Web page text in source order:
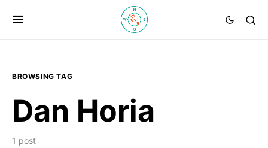
BROWSING TAG
Dan Horia
1 post